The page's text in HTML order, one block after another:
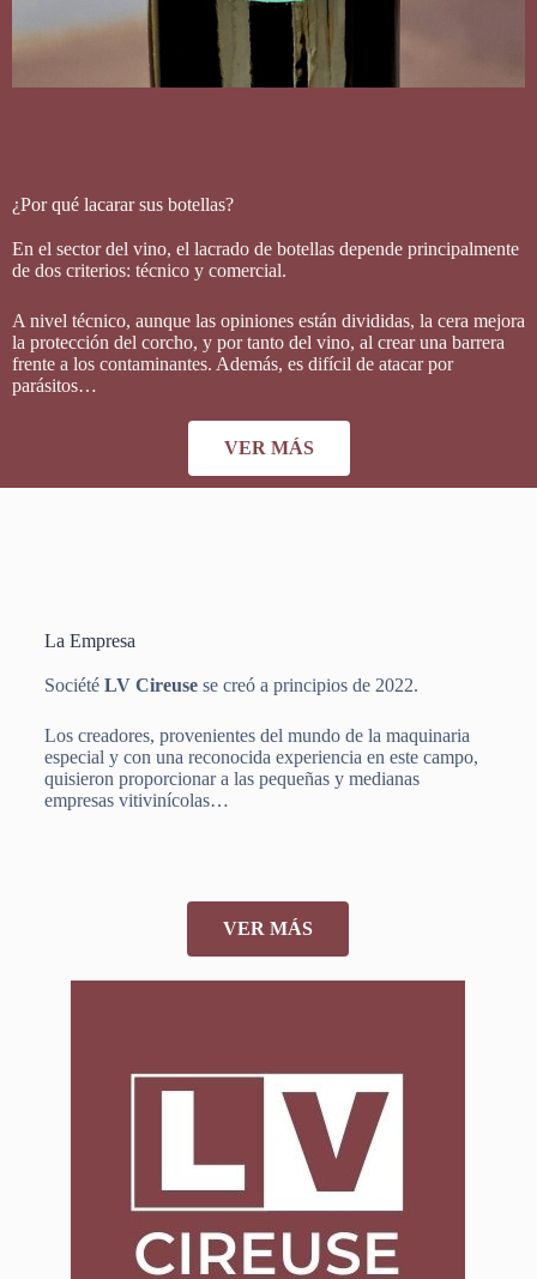
¿Por qué lacarar sus botellas?
En el sector del vino, el lacrado de botellas depende principalmente
de dos criterios: técnico y comercial.
A nivel técnico, aunque las opiniones están divididas, la cera mejora
la protección del corcho, y por tanto del vino, al crear una barrera
frente a los contaminantes. Además, es difícil de atacar por
parásitos…
VER MÁS
La Empresa
SociétéLV Cireusese creó a principios de 2022.
Los creadores, provenientes del mundo de la maquinaria
especial y con una reconocida experiencia en este campo,
quisieron proporcionar a las pequeñas y medianas
empresas vitivinícolas…
VER MÁS